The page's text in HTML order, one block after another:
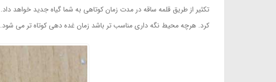
کرد. هرچه محیط نگه داری مناسب تر باشد زمان غده دهی کوتاه تر می شود.